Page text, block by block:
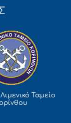
Ταμείο